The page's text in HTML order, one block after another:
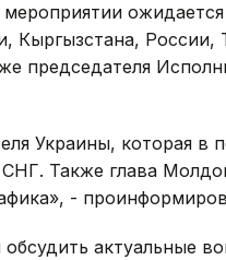
ожидается
Кыргызстана, России,
председателя
Украины, которая в
Также глава
-
актуальные